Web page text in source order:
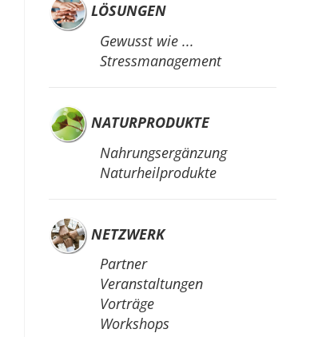
LÖSUNGEN
Gewusst wie ...
Stressmanagement
NATURPRODUKTE
Nahrungsergänzung
Naturheilprodukte
NETZWERK
Partner
Veranstaltungen
Vorträge
Workshops